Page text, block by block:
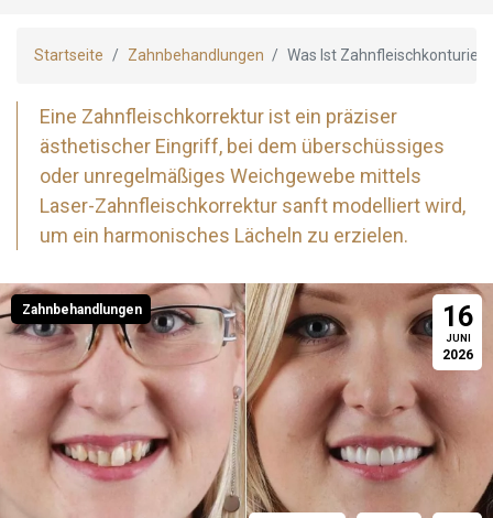
Startseite Zahnbehandlungen Was Ist
Eine Zahnfleischkorrektur ist ein präziser
ästhetischer Eingriff, bei dem überschüssiges
oder unregelmäßiges Weichgewebe mittels
Laser-Zahnfleischkorrektur sanft modelliert wird,
um ein harmonisches Lächeln zu erzielen.
Zahnbehandlungen 16
JUNI
2026